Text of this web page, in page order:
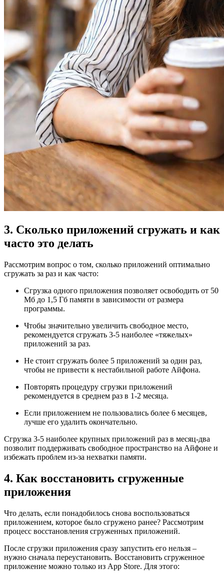
3. Сколько приложений сгружать и как
часто это делать
Рассмотрим вопрос о том, сколько приложений оптимально
сгружать за раз и как часто:
Сгрузка одного приложения позволяет освободить от 50
Мб до 1,5 Гб памяти в зависимости от размера
программы.
Чтобы значительно увеличить свободное место,
рекомендуется сгружать 3-5 наиболее «тяжелых»
приложений за раз.
Не стоит сгружать более 5 приложений за один раз,
чтобы не привести к нестабильной работе Айфона.
Повторять процедуру сгрузки приложений
рекомендуется в среднем раз в 1-2 месяца.
Если приложением не пользовались более 6 месяцев,
лучше его удалить окончательно.
Сгрузка 3-5 наиболее крупных приложений раз в месяц-два
позволит поддерживать свободное пространство на Айфоне и
избежать проблем из-за нехватки памяти.
4. Как восстановить сгруженные
приложения
Что делать, если понадобилось снова воспользоваться
приложением, которое было сгружено ранее? Рассмотрим
процесс восстановления сгруженных приложений.
После сгрузки приложения сразу запустить его нельзя –
нужно сначала переустановить. Восстановить сгруженное
приложение можно только из App Store. Для этого: